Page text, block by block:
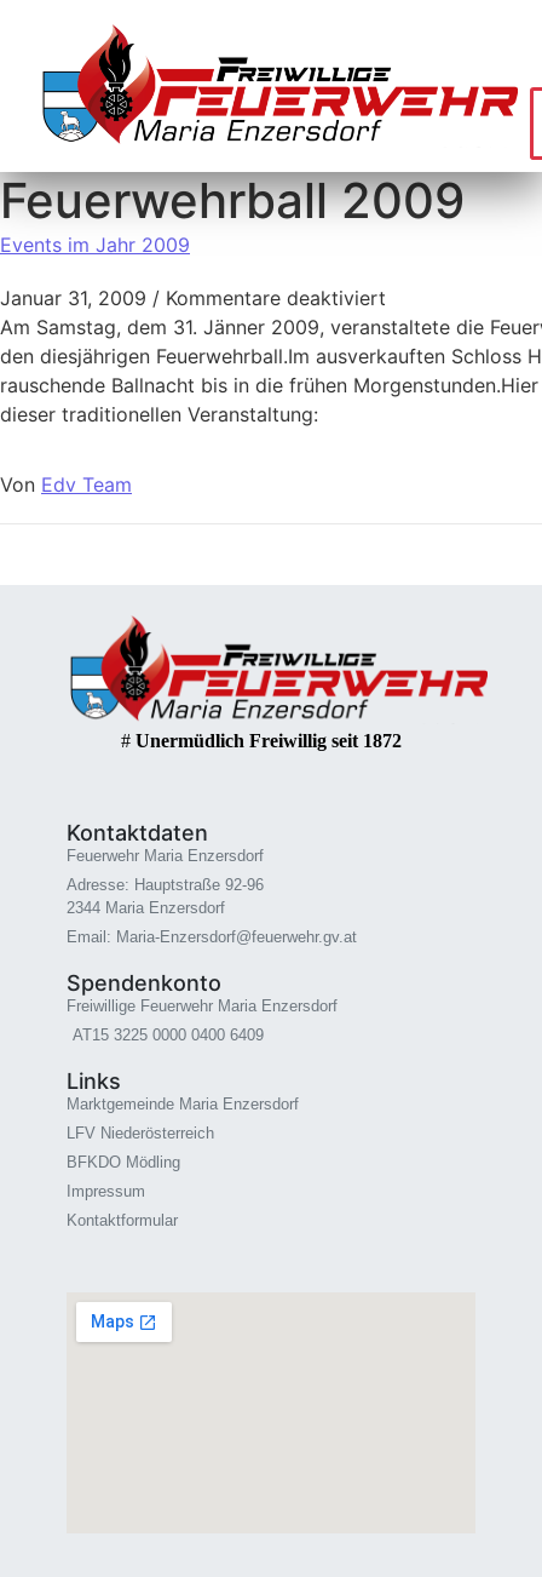
Feuerwehrball 2009
Events im Jahr 2009
Januar 31, 2009 / Kommentare deaktiviert
Am Samstag, dem 31. Jänner 2009, veranstaltete die
den diesjährigen Feuerwehrball.Im ausverkauften Schloss
rauschende Ballnacht bis in die frühen
dieser traditionellen Veranstaltung:
Von Edv Team
# Unermüdlich Freiwillig seit 1872
Kontaktdaten
Feuerwehr Maria Enzersdorf
Adresse: Hauptstraße 92-96
2344 Maria Enzersdorf
Email: Maria-Enzersdorf@feuerwehr.gv.at
Spendenkonto
Freiwillige Feuerwehr Maria Enzersdorf
AT15 3225 0000 0400 6409
Links
Marktgemeinde Maria Enzersdorf
LFV Niederösterreich
BFKDO Mödling
Impressum
Kontaktformular